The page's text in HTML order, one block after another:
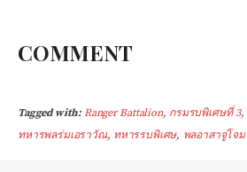
COMMENT
Tagged with: Ranger Battalion, กรมรบพิเศษที่ 3,
ทหารพลร่มเอราวัณ, ทหารรบพิเศษ, พลอาสาจู่โจม